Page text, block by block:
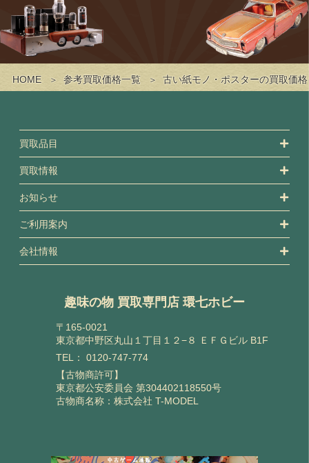
HOME 参考買取価格一覧 古い紙モノ・ポスターの買取価格
買取品目
買取情報
お知らせ
ご利用案内
会社情報
趣味の物 買取専門店 環七ホビー
〒165-0021
東京都中野区丸山１丁目１２−８ ＥＦＧビル B1F
TEL： 0120-747-774
【古物商許可】
東京都公安委員会 第304402118550号
古物商名称：株式会社 T-MODEL